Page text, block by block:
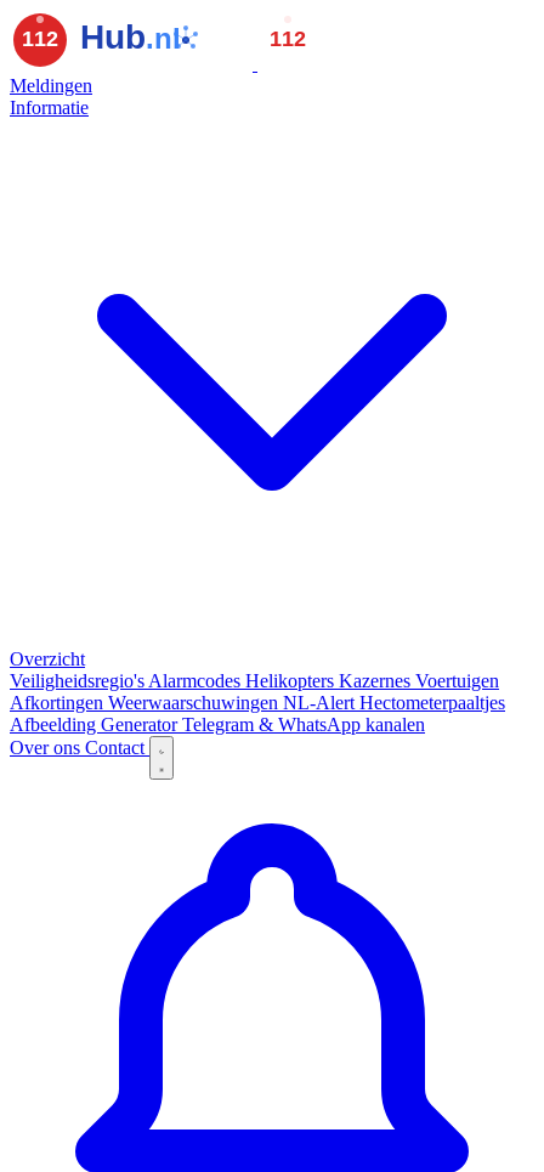
Meldingen
Informatie
Overzicht
Veiligheidsregio's Alarmcodes Helikopters Kazernes Voertuigen
Afkortingen Weerwaarschuwingen NL-Alert Hectometerpaaltjes
Afbeelding GeneratorTelegram & WhatsApp kanalen
Over ons Contact